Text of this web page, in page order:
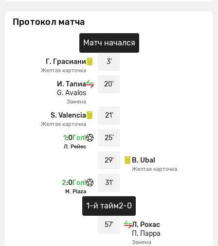
Протокол матча
Матч начался
3'
Г. Грасиани
Желтая карточка
20'
И. Тапиа
G. Avalos
Замена
21'
S. Valencia
Желтая карточка
25'
1:0Гол!
Л. Рейес
29' B. Ubal
Желтая карточка
31'
2:0Гол!
M. Plaza
1-й тайм2-0
57'
Л. Рохас
П. Парра
Замена